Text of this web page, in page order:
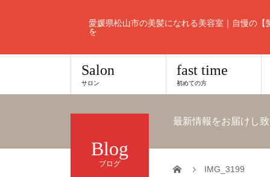
愛媛県松山市の美髪になれる美容室｜自慢の
を
Salon
サロン
fast time
初めての方
Blog
ブログ
最新情報をお届けし
IMG_3199